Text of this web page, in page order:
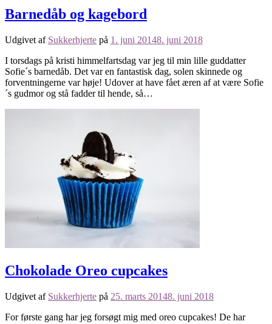
Barnedåb og kagebord
Udgivet af Sukkerhjerte på 1. juni 20148. juni 2018
I torsdags på kristi himmelfartsdag var jeg til min lille guddatter
Sofie´s barnedåb. Det var en fantastisk dag, solen skinnede og
forventningerne var høje! Udover at have fået æren af at være Sofie
´s gudmor og stå fadder til hende, så…
Chokolade Oreo cupcakes
Udgivet af Sukkerhjerte på 25. marts 20148. juni 2018
For første gang har jeg forsøgt mig med oreo cupcakes! De har